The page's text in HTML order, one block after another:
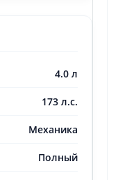
4.0 л
173 л.с.
Механика
Полный